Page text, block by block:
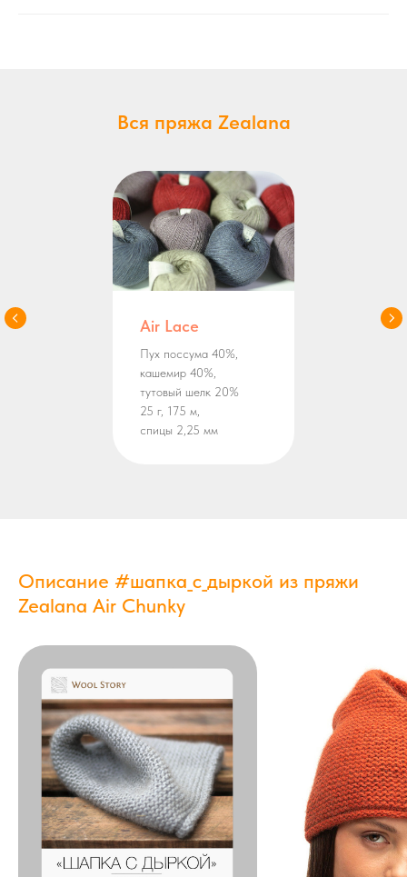
Вся пряжа Zealana
Air Lace
Пух поссума 40%,
кашемир 40%,
тутовый шелк 20%
25 г, 175 м,
спицы 2,25 мм
Описание #шапка_с_дыркой из пряжи
Zealana Air Chunky